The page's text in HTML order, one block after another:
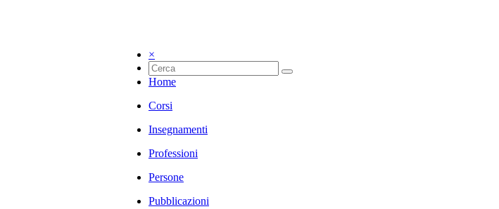
×
Home
Corsi
Insegnamenti
Professioni
Persone
Pubblicazioni